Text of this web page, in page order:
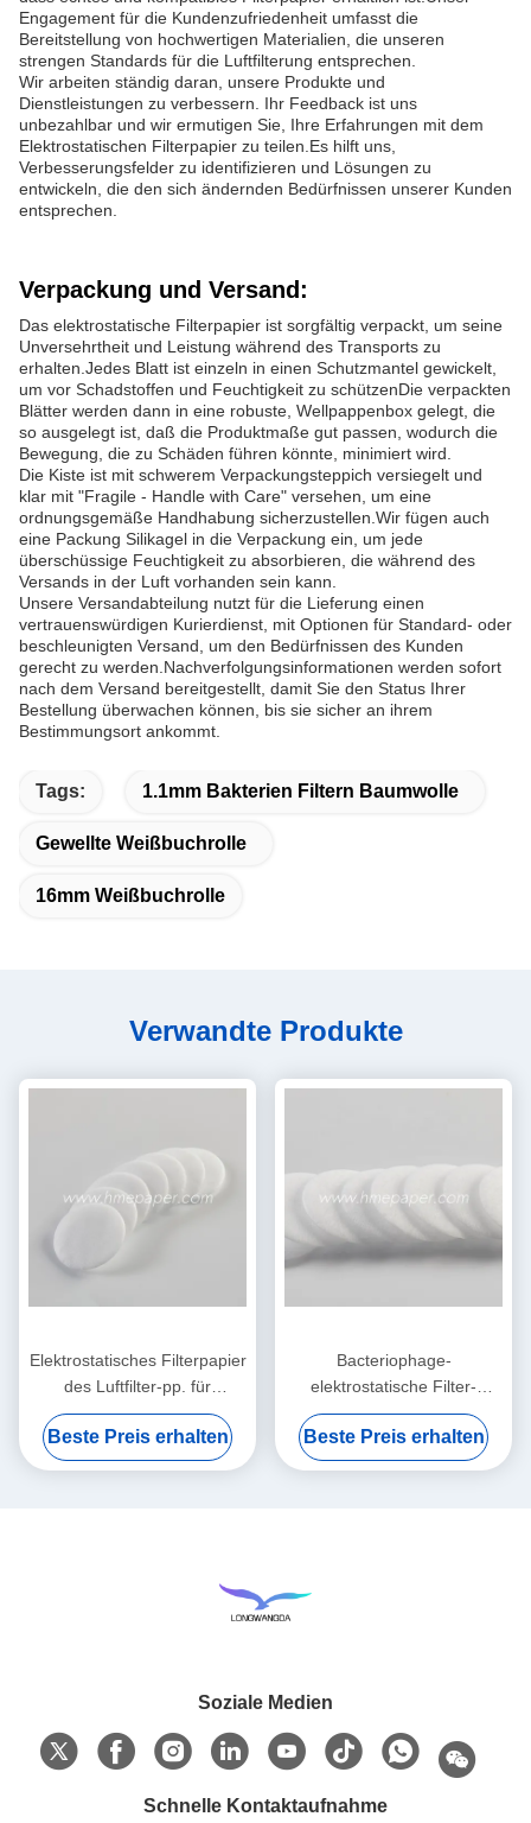
Engagement für die Kundenzufriedenheit umfasst die
Bereitstellung von hochwertigen Materialien, die unseren
strengen Standards für die Luftfilterung entsprechen.
Wir arbeiten ständig daran, unsere Produkte und
Dienstleistungen zu verbessern. Ihr Feedback ist uns
unbezahlbar und wir ermutigen Sie, Ihre Erfahrungen mit dem
Elektrostatischen Filterpapier zu teilen.Es hilft uns,
Verbesserungsfelder zu identifizieren und Lösungen zu
entwickeln, die den sich ändernden Bedürfnissen unserer Kunden
entsprechen.
Verpackung und Versand:
Das elektrostatische Filterpapier ist sorgfältig verpackt, um seine
Unversehrtheit und Leistung während des Transports zu
erhalten.Jedes Blatt ist einzeln in einen Schutzmantel gewickelt,
um vor Schadstoffen und Feuchtigkeit zu schützenDie verpackten
Blätter werden dann in eine robuste, Wellpappenbox gelegt, die
so ausgelegt ist, daß die Produktmaße gut passen, wodurch die
Bewegung, die zu Schäden führen könnte, minimiert wird.
Die Kiste ist mit schwerem Verpackungsteppich versiegelt und
klar mit "Fragile - Handle with Care" versehen, um eine
ordnungsgemäße Handhabung sicherzustellen.Wir fügen auch
eine Packung Silikagel in die Verpackung ein, um jede
überschüssige Feuchtigkeit zu absorbieren, die während des
Versands in der Luft vorhanden sein kann.
Unsere Versandabteilung nutzt für die Lieferung einen
vertrauenswürdigen Kurierdienst, mit Optionen für Standard- oder
beschleunigten Versand, um den Bedürfnissen des Kunden
gerecht zu werden.Nachverfolgungsinformationen werden sofort
nach dem Versand bereitgestellt, damit Sie den Status Ihrer
Bestellung überwachen können, bis sie sicher an ihrem
Bestimmungsort ankommt.
Tags: 1.1mm Bakterien Filtern Baumwolle
Gewellte Weißbuchrolle
16mm Weißbuchrolle
Verwandte Produkte
Elektrostatisches Filterpapier
des Luftfilter-pp. für
HME/HMEF
Beste Preis erhalten
Bacteriophage-
elektrostatische Filter-
Baumwollrunde HME HMEF
Beste Preis erhalten
Soziale Medien
Schnelle Kontaktaufnahme